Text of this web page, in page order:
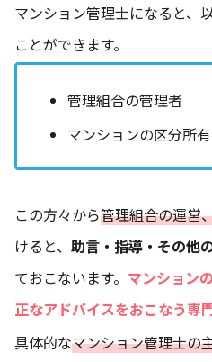
マンション管理士になると、
ことができます。
管理組合の管理者
マンションの区分所
この方々から管理組合の運営
けると、 助言・指導・その他
ておこないます。 マンション
正なアドバイスをおこなう専
具体的なマンション管理士の